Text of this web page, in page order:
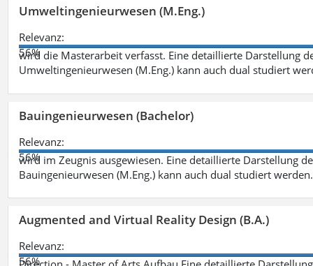
Umweltingenieurwesen (M.Eng.)
Relevanz:
56%
wird die Masterarbeit verfasst. Eine detaillierte Darstellung
Umweltingenieurwesen (M.Eng.) kann auch dual studiert
Bauingenieurwesen (Bachelor)
Relevanz:
56%
wird im Zeugnis ausgewiesen. Eine detaillierte Darstellung
Bauingenieurwesen (M.Eng.) kann auch dual studiert
Augmented and Virtual Reality Design (B.A.)
Relevanz:
56%